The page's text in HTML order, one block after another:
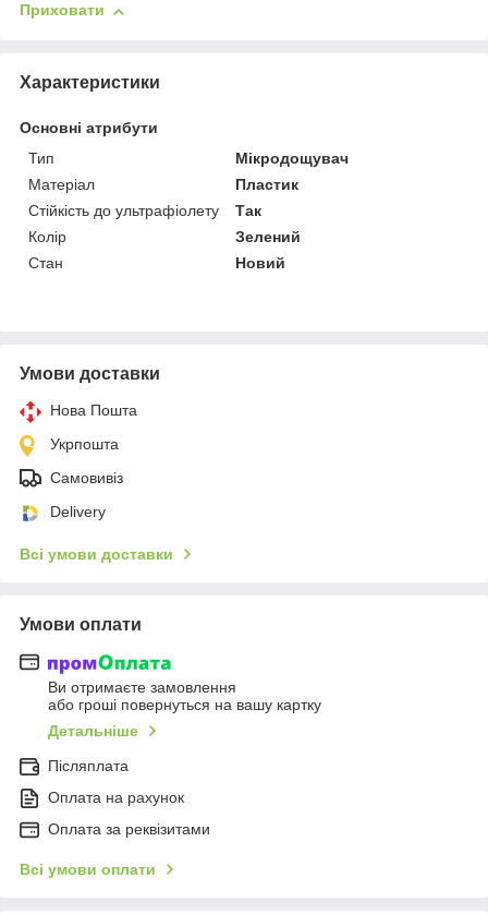
Приховати
Характеристики
Основні атрибути
Тип
Мікродощувач
Матеріал
Пластик
Стійкість до ультрафіолету
Так
Колір
Зелений
Стан
Новий
Умови доставки
Нова Пошта
Укрпошта
Самовивіз
Delivery
Всі умови доставки
Умови оплати
Ви отримаєте замовлення
або гроші повернуться на вашу картку
Детальніше
Післяплата
Оплата на рахунок
Оплата за реквізитами
Всі умови оплати